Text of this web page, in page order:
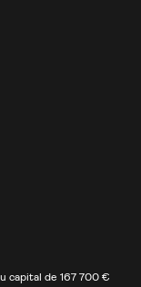
capital de 167 700 €